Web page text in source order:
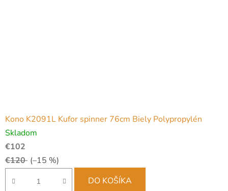
Kono K2091L Kufor spinner 76cm Biely Polypropylén
Skladom
€102
€120 (–15 %)
DO KOŠÍKA